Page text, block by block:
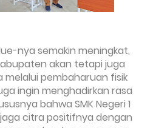
nya semakin meningkat,
akan tetapi juga
melalui pembaharuan fisik
ingin menghadirkan rasa
bahwa SMK Negeri 1
citra positifnya dengan